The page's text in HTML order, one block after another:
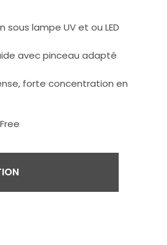
sous lampe UV et ou LED
avec pinceau adapté
forte concentration en